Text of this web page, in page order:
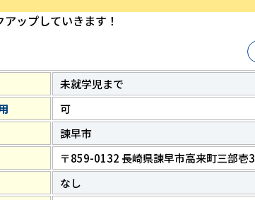
ップしていきます！
未就学児まで
可
諫早市
〒859-0132 長崎県諫早市高来町三部壱
なし